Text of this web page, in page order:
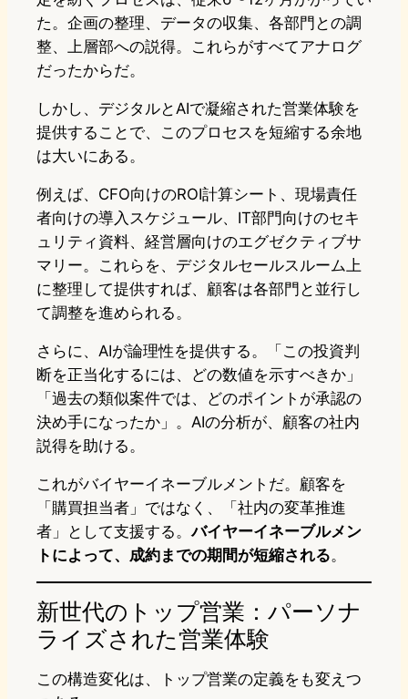
た。企画の整理、データの収集、各部門との調
整、上層部への説得。これらがすべてアナログ
だったからだ。
しかし、デジタルとAIで凝縮された営業体験を
提供することで、このプロセスを短縮する余地
は大いにある。
例えば、CFO向けのROI計算シート、現場責任
者向けの導入スケジュール、IT部門向けのセキ
ュリティ資料、経営層向けのエグゼクティブサ
マリー。これらを、デジタルセールスルーム上
に整理して提供すれば、顧客は各部門と並行し
て調整を進められる。
さらに、AIが論理性を提供する。「この投資判
断を正当化するには、どの数値を示すべきか」
「過去の類似案件では、どのポイントが承認の
決め手になったか」。AIの分析が、顧客の社内
説得を助ける。
これがバイヤーイネーブルメントだ。顧客を
「購買担当者」ではなく、「社内の変革推進
者」として支援する。バイヤーイネーブルメン
トによって、成約までの期間が短縮される。
新世代のトップ営業：パーソナ
ライズされた営業体験
この構造変化は、トップ営業の定義をも変えつ